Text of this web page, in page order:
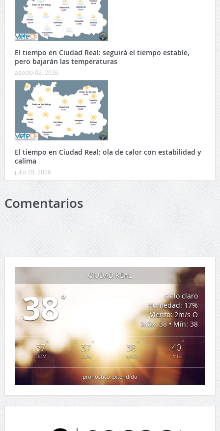
El tiempo en Ciudad Real: seguirá el tiempo estable,
pero bajarán las temperaturas
agosto 02, 2026
El tiempo en Ciudad Real: ola de calor con estabilidad y
calima
julio 28, 2026
Comentarios
CIUDAD REAL
38°
cielo claro
Humedad: 17%
Viento: 2m/s O
Máx: 38 • Mín: 38
37°
DOM
37°
LUN
38°
MAR
40 °
MIE
pronóstico extendido